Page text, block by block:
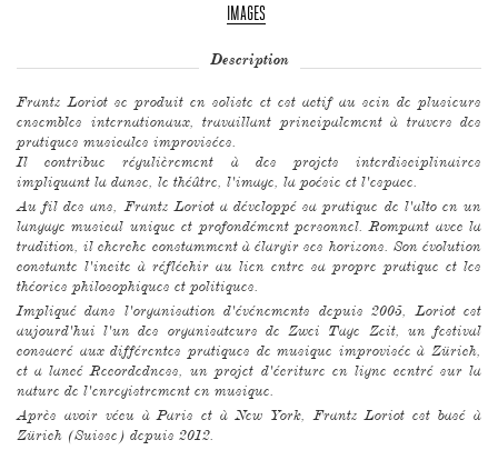
IMAGES
Description
Frantz Loriot se produit en soliste et est actif au sein de plusieurs
ensembles internationaux, travaillant principalement à travers des
pratiques musicales improvisées.
Il contribue régulièrement à des projets interdisciplinaires
impliquant la danse, le théâtre, l'image, la poésie et l'espace.
Au fil des ans, Frantz Loriot a développé sa pratique de l'alto en un
langage musical unique et profondément personnel. Rompant avec la
tradition, il cherche constamment à élargir ses horizons. Son évolution
constante l'incite à réfléchir au lien entre sa propre pratique et les
théories philosophiques et politiques.
Impliqué dans l'organisation d'événements depuis 2005, Loriot est
aujourd'hui l'un des organisateurs de Zwei Tage Zeit, un festival
consacré aux différentes pratiques de musique improvisée à Zürich,
et a lancé Recordedness, un projet d'écriture en ligne centré sur la
nature de l'enregistrement en musique.
Après avoir vécu à Paris et à New York, Frantz Loriot est basé à
Zürich (Suisse) depuis 2012.